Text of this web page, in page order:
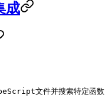
成
文件并搜索特定函数